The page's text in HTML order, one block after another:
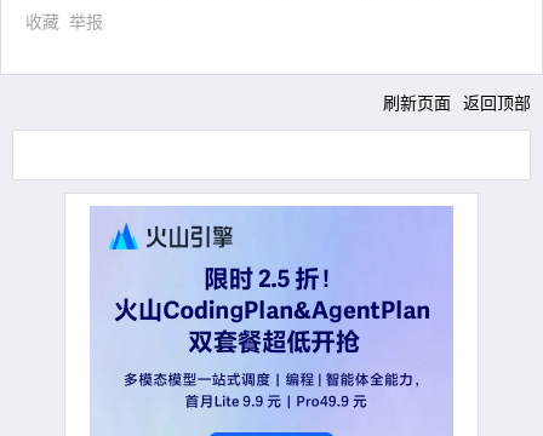
收藏 举报
刷新页面 返回顶部